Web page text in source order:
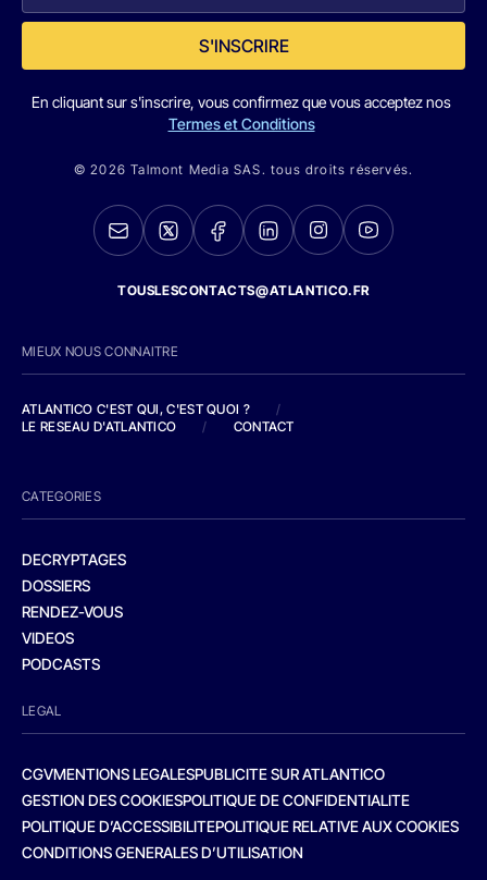
S'INSCRIRE
En cliquant sur s'inscrire, vous confirmez que vous acceptez nos
Termes et Conditions
© 2026 Talmont Media SAS. tous droits réservés.
TOUSLESCONTACTS@ATLANTICO.FR
MIEUX NOUS CONNAITRE
ATLANTICO C'EST QUI, C'EST QUOI ?
/
LE RESEAU D'ATLANTICO
/ CONTACT
CATEGORIES
DECRYPTAGES
DOSSIERS
RENDEZ-VOUS
VIDEOS
PODCASTS
LEGAL
CGVMENTIONS LEGALESPUBLICITE SUR ATLANTICO
GESTION DES COOKIESPOLITIQUE DE CONFIDENTIALITE
POLITIQUE D’ACCESSIBILITEPOLITIQUE RELATIVE AUX COOKIES
CONDITIONS GENERALES D’UTILISATION